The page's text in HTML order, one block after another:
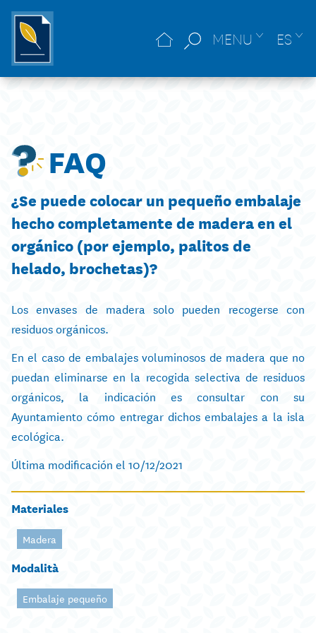
MENU ES
FAQ
¿Se puede colocar un pequeño embalaje
hecho completamente de madera en el
orgánico (por ejemplo, palitos de
helado, brochetas)?
Los envases de madera solo pueden recogerse con
residuos orgánicos.
En el caso de embalajes voluminosos de madera que no
puedan eliminarse en la recogida selectiva de residuos
orgánicos, la indicación es consultar con su
Ayuntamiento cómo entregar dichos embalajes a la isla
ecológica.
Última modificación el 10/12/2021
Materiales
Madera
Modalità
Embalaje pequeño